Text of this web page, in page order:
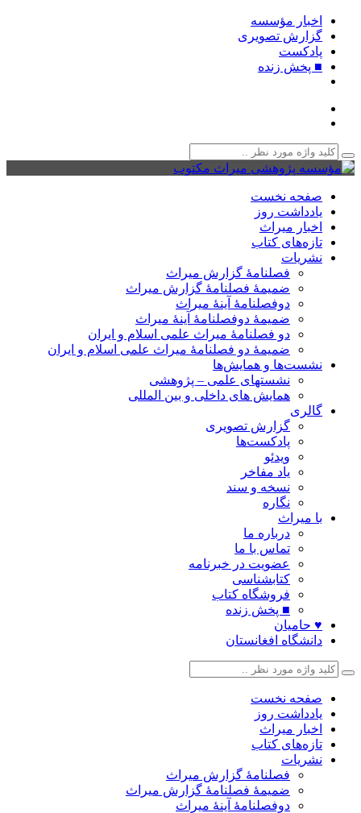
اخبار مؤسسه
گزارش تصویری
پادکست‌
■ پخش زنده
صفحه نخست
یادداشت روز
اخبار میراث
تازه‌های کتاب
نشریات
فصلنامۀ گزارش میراث
ضمیمۀ فصلنامۀ گزارش میراث
دوفصلنامۀ آینۀ میراث
ضمیمۀ دوفصلنامۀ آینۀ میراث
دو فصلنامۀ میراث علمی اسلام و ایران
ضمیمۀ دو فصلنامۀ میراث علمی اسلام و ایران
نشست‌ها و همایش‌ها
نشستهای علمی – پژوهشی
همایش های داخلی و بین المللی
گالری
گزارش تصویری
پادکست‌ها
ویدئو
یاد مفاخر
نسخه و سند
نگاره
با میراث
درباره ما
تماس با ما
عضویت در خبرنامه
کتابشناسی
فروشگاه کتاب
■ پخش زنده
♥ حامیان
دانشگاه افغانستان
صفحه نخست
یادداشت روز
اخبار میراث
تازه‌های کتاب
نشریات
فصلنامۀ گزارش میراث
ضمیمۀ فصلنامۀ گزارش میراث
دوفصلنامۀ آینۀ میراث